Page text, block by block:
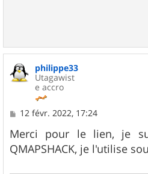
philippe33
Utagawist
e accro
M
s
s
a
12 févr. 2022, 17:24
Merci pour le lien, je
QMAPSHACK, je l'utilise